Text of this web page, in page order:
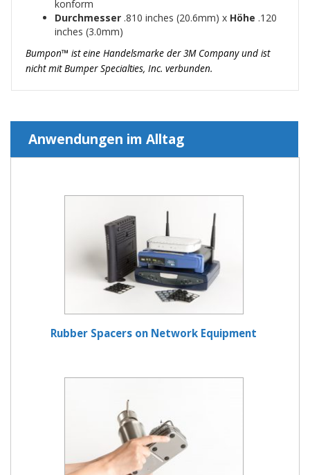
konform
Durchmesser .810 inches (20.6mm) x Höhe .120
inches (3.0mm)
Bumpon™ ist eine Handelsmarke der 3M Company und ist
nicht mit Bumper Specialties, Inc. verbunden.
Anwendungen im Alltag
Rubber Spacers on Network Equipment